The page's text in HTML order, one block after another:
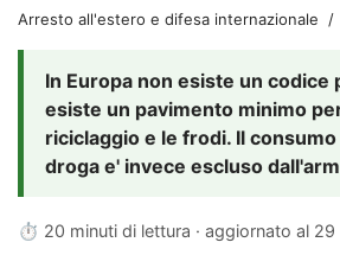
Arresto all'estero e difesa internazionale
In Europa non esiste un codice
esiste un pavimento minimo
riciclaggio e le frodi. Il
droga e' invece escluso
⏱ 20 minuti di lettura · aggiornato al 29